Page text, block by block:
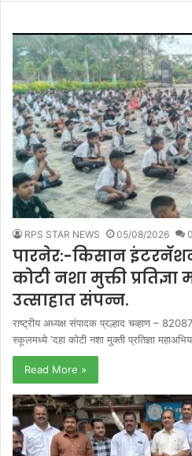
RPS STAR NEWS 05/08/2026 0
पारनेर:-किसान
कोटी नशा मुक्ती प्रतिज्ञा
उत्साहात संपन्न.
राष्ट्रीय अध्यक्ष संपादक प्रल्हाद चव्हाण –
स्कूलमध्ये ‘दहा कोटी नशा मुक्ती प्रतिज्ञा
Read More »